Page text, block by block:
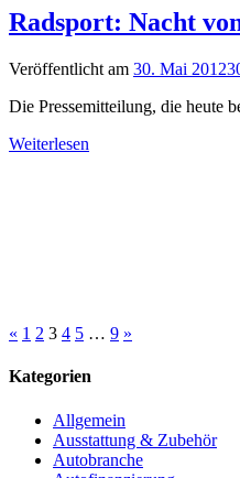
Radsport: Nacht
Veröffentlicht am 30. Mai 2012
Die Pressemitteilung, die heute
Weiterlesen
Seitennummerierung
der
« Vorherige
1 2 3 4 5 … 9 Nächste
»
Kategorien
Allgemein
Ausstattung & Zubehör
Autobranche